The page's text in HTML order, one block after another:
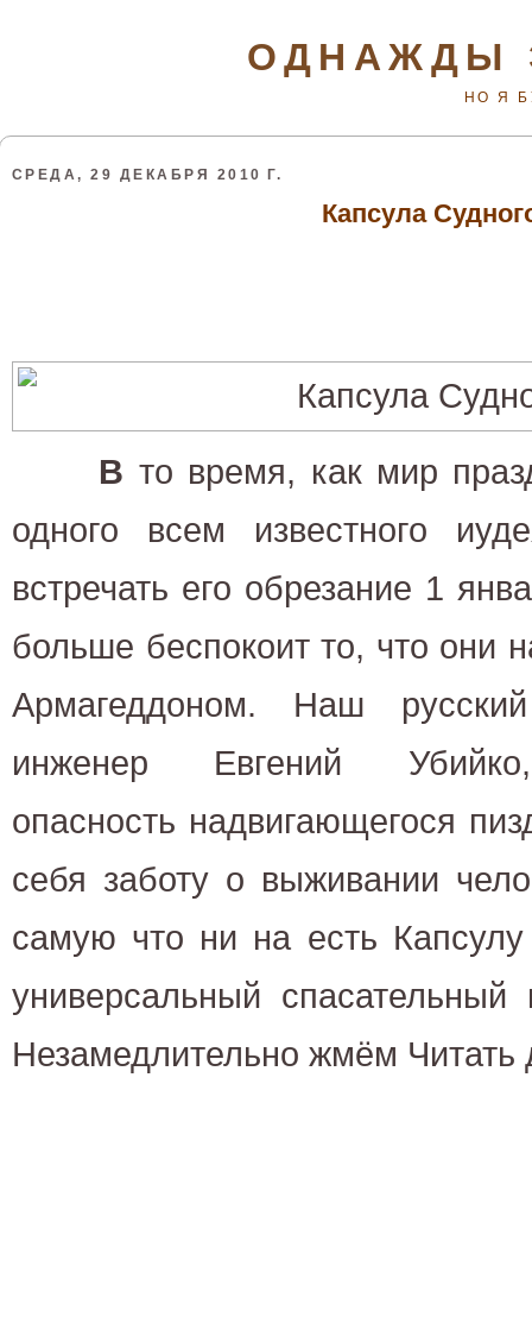
ОДНАЖДЫ
НО Я
СРЕДА, 29 ДЕКАБРЯ 2010 Г.
Капсула
В то время, как мир
одного всем известного
встречать его обрезание 1
больше беспокоит то, что они
Армагеддоном. Наш
инженер Евгений Убийко,
опасность надвигающегося
себя заботу о выживании
самую что ни на есть
универсальный
Незамедлительно жмём Читать